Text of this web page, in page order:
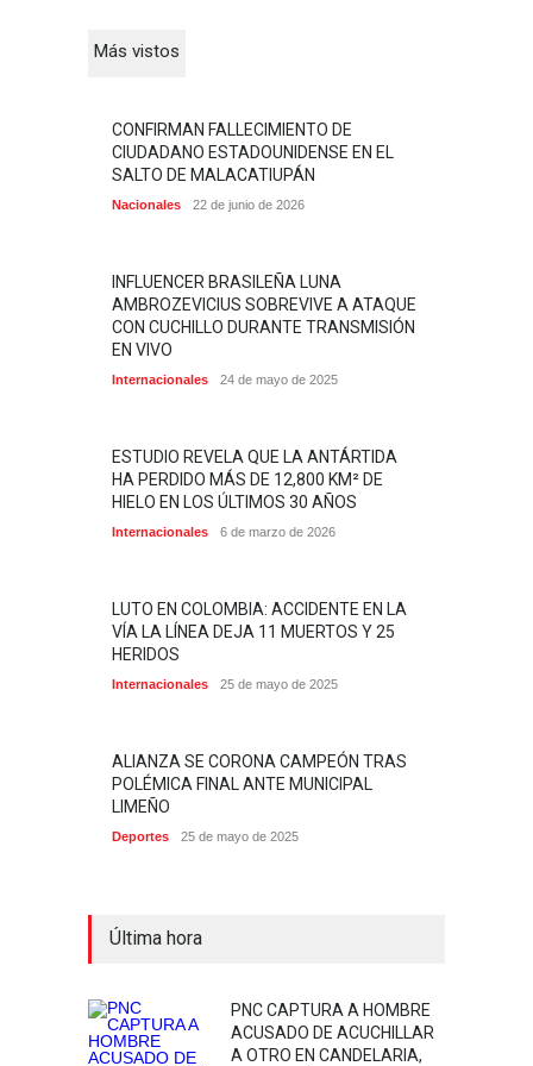
Más vistos
CONFIRMAN FALLECIMIENTO DE
CIUDADANO ESTADOUNIDENSE EN EL
SALTO DE MALACATIUPÁN
Nacionales 22 de junio de 2026
INFLUENCER BRASILEÑA LUNA
AMBROZEVICIUS SOBREVIVE A ATAQUE
CON CUCHILLO DURANTE TRANSMISIÓN
EN VIVO
Internacionales 24 de mayo de 2025
ESTUDIO REVELA QUE LA ANTÁRTIDA
HA PERDIDO MÁS DE 12,800 KM² DE
HIELO EN LOS ÚLTIMOS 30 AÑOS
Internacionales 6 de marzo de 2026
LUTO EN COLOMBIA: ACCIDENTE EN LA
VÍA LA LÍNEA DEJA 11 MUERTOS Y 25
HERIDOS
Internacionales 25 de mayo de 2025
ALIANZA SE CORONA CAMPEÓN TRAS
POLÉMICA FINAL ANTE MUNICIPAL
LIMEÑO
Deportes 25 de mayo de 2025
Última hora
PNC CAPTURA A HOMBRE
ACUSADO DE ACUCHILLAR
A OTRO EN CANDELARIA,